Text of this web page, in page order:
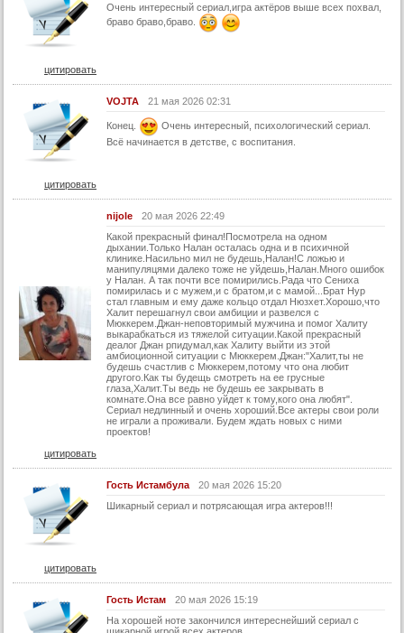
Очень интересный сериал,игра актёров выше всех похвал,
браво браво,браво.
цитировать
VOJTA 21 мая 2026 02:31
Конец.
Очень интересный, психологический сериал.
Всё начинается в детстве, с воспитания.
цитировать
nijole
20 мая 2026 22:49
Какой прекрасный финал!Посмотрела на одном
дыхании.Только Налан осталась одна и в психичной
клинике.Насильно мил не будешь,Налан!С ложью и
манипуляцями далеко тоже не уйдешь,Налан.Много ошибок
у Налан. А так почти все помирились.Рада что Сениха
помирилась и с мужем,и с братом,и с мамой...Брат Нур
стал главным и ему даже кольцо отдал Нюзхет.Хорошо,что
Халит перешагнул свои амбиции и развелся с
Мюккерем.Джан-неповторимый мужчина и помог Халиту
выкарабкаться из тяжелой ситуации.Какой прекрасный
деалог Джан рпидумал,как Халиту выйти из этой
амбиоционной ситуации с Мюккерем.Джан:"Халит,ты не
будешь счастлив с Мюккерем,потому что она любит
другого.Как ты будещь смотреть на ее грусные
глаза,Халит.Ты ведь не будешь ее закрывать в
комнате.Она все равно уйдет к тому,кого она любят".
Сериал недлинный и очень хороший.Все актеры свои роли
не играли а проживали. Будем ждать новых с ними
проектов!
цитировать
Гость Истамбула
20 мая 2026 15:20
Шикарный сериал и потрясающая игра актеров!!!
цитировать
Гость Истам
20 мая 2026 15:19
На хорошей ноте закончился интереснейший сериал с